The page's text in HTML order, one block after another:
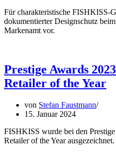
Für charakteristische FISHKISS-
dokumentierter Designschutz
Markenamt vor.
Prestige Awards
Retailer of the Year
von Stefan Faustmann
15. Januar 2024
FISHKISS wurde bei den
Retailer of the Year ausgezeichnet.